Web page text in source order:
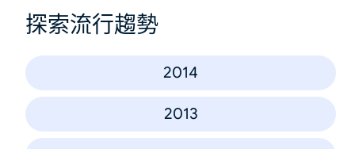
探索流行趨勢
2014
2013